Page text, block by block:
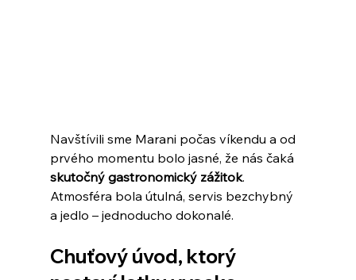
Navštívili sme Marani počas víkendu a od
prvého momentu bolo jasné, že nás čaká
skutočný gastronomický zážitok.
Atmosféra bola útulná, servis bezchybný
a jedlo – jednoducho dokonalé.
Chuťový úvod, ktorý